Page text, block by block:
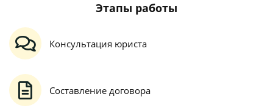
Этапы работы
Консультация юриста
Составление договора